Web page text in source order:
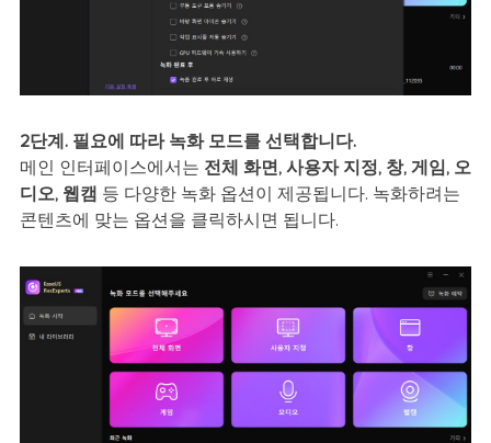
2단계. 필요에 따라 녹화 모드를 선택합니다.
메인 인터페이스에서는 전체 화면, 사용자 지정, 창, 게임, 오
디오, 웹캠 등 다양한 녹화 옵션이 제공됩니다. 녹화하려는
콘텐츠에 맞는 옵션을 클릭하시면 됩니다.